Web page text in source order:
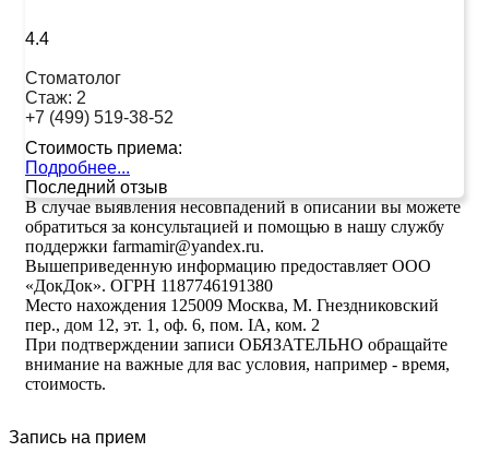
4.4
Стоматолог
Стаж: 2
+7 (499) 519-38-52
Стоимость приема:
Подробнее...
Последний отзыв
В случае выявления несовпадений в описании вы можете
обратиться за консультацией и помощью в нашу службу
поддержки farmamir@yandex.ru.
Вышеприведенную информацию предоставляет ООО
«ДокДок». ОГРН 1187746191380
Место нахождения 125009 Москва, М. Гнездниковский
пер., дом 12, эт. 1, оф. 6, пом. IA, ком. 2
При подтверждении записи ОБЯЗАТЕЛЬНО обращайте
внимание на важные для вас условия, например - время,
стоимость.
Запись на прием